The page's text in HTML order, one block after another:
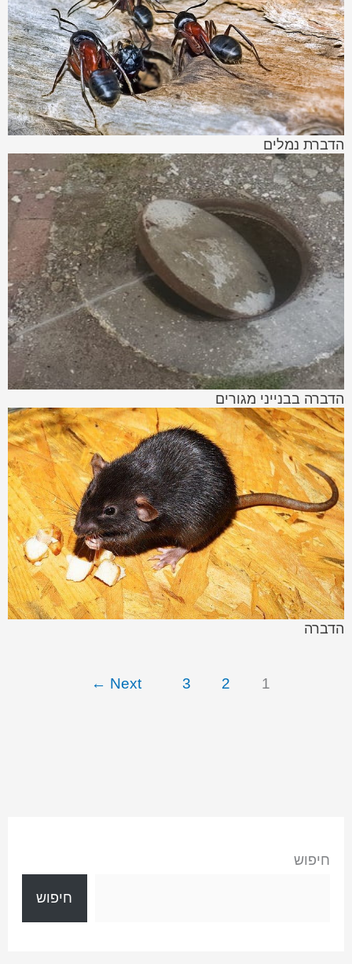
הדברת נמלים
הדברה בבנייני מגורים
הדברה
1
2
3
Next
←
חיפוש
חיפוש